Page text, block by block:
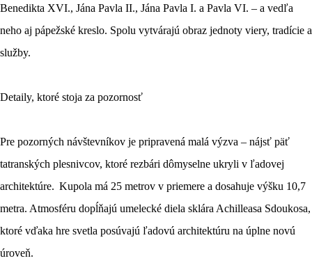
Benedikta XVI., Jána Pavla II., Jána Pavla I. a Pavla VI. – a vedľa
neho aj pápežské kreslo. Spolu vytvárajú obraz jednoty viery, tradície a
služby.
Detaily, ktoré stoja za pozornosť
Pre pozorných návštevníkov je pripravená malá výzva – nájsť päť
tatranských plesnivcov, ktoré rezbári dômyselne ukryli v ľadovej
architektúre. Kupola má 25 metrov v priemere a dosahuje výšku 10,7
metra. Atmosféru dopĺňajú umelecké diela sklára Achilleasa Sdoukosa,
ktoré vďaka hre svetla posúvajú ľadovú architektúru na úplne novú
úroveň.